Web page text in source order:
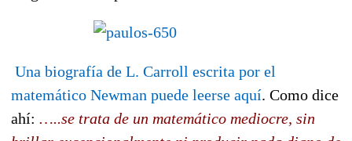
Una biografía de L. Carroll escrita por el
matemático Newman puede leerse aquí. Como dice
ahí: …..se trata de un matemático mediocre, sin